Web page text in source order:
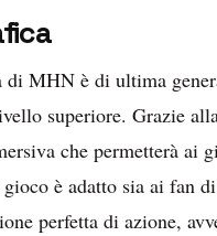
di MHN è di ultima
superiore. Grazie
che permetterà ai
è adatto sia ai fan
perfetta di azione,